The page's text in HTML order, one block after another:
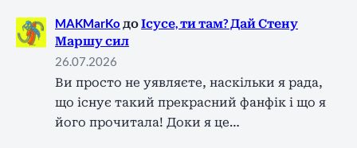
MAKMarKo доІсусе, ти там? Дай Стену
Маршу сил
26.07.2026
Ви просто не уявляєте, наскільки я рада,
що існує такий прекрасний фанфік і що я
його прочитала! Доки я це…